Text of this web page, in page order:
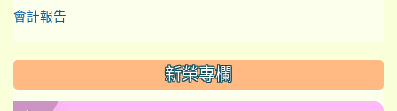
會計報告
新榮專欄